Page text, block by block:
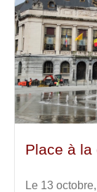
Place à la
Le 13